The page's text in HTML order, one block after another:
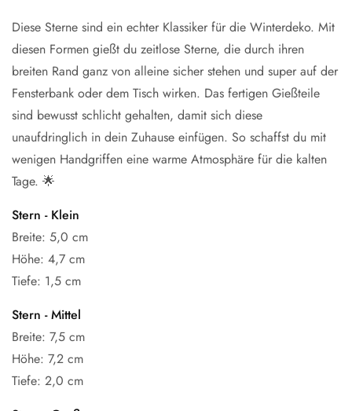
Diese Sterne sind ein echter Klassiker für die Winterdeko. Mit
diesen Formen gießt du zeitlose Sterne, die durch ihren
breiten Rand ganz von alleine sicher stehen und super auf der
Fensterbank oder dem Tisch wirken. Das fertigen Gießteile
sind bewusst schlicht gehalten, damit sich diese
unaufdringlich in dein Zuhause einfügen. So schaffst du mit
wenigen Handgriffen eine warme Atmosphäre für die kalten
Tage. 🌟
Stern - Klein
Breite: 5,0 cm
Höhe: 4,7 cm
Tiefe: 1,5 cm
Stern - Mittel
Breite: 7,5 cm
Höhe: 7,2 cm
Tiefe: 2,0 cm